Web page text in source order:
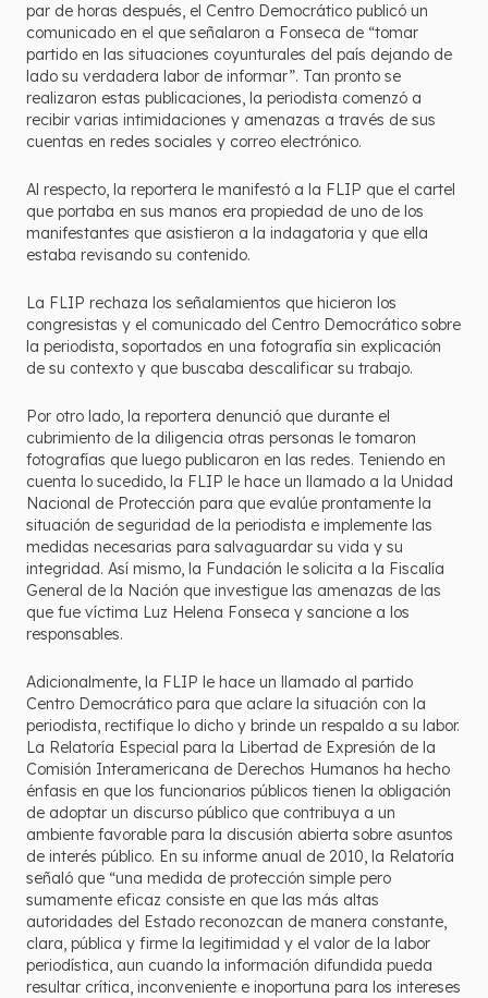
par de horas después, el Centro Democrático publicó un
comunicado en el que señalaron a Fonseca de “tomar
partido en las situaciones coyunturales del país dejando de
lado su verdadera labor de informar”. Tan pronto se
realizaron estas publicaciones, la periodista comenzó a
recibir varias intimidaciones y amenazas a través de sus
cuentas en redes sociales y correo electrónico.
Al respecto, la reportera le manifestó a la FLIP que el cartel
que portaba en sus manos era propiedad de uno de los
manifestantes que asistieron a la indagatoria y que ella
estaba revisando su contenido.
La FLIP rechaza los señalamientos que hicieron los
congresistas y el comunicado del Centro Democrático sobre
la periodista, soportados en una fotografía sin explicación
de su contexto y que buscaba descalificar su trabajo.
Por otro lado, la reportera denunció que durante el
cubrimiento de la diligencia otras personas le tomaron
fotografías que luego publicaron en las redes. Teniendo en
cuenta lo sucedido, la FLIP le hace un llamado a la Unidad
Nacional de Protección para que evalúe prontamente la
situación de seguridad de la periodista e implemente las
medidas necesarias para salvaguardar su vida y su
integridad. Así mismo, la Fundación le solicita a la Fiscalía
General de la Nación que investigue las amenazas de las
que fue víctima Luz Helena Fonseca y sancione a los
responsables.
Adicionalmente, la FLIP le hace un llamado al partido
Centro Democrático para que aclare la situación con la
periodista, rectifique lo dicho y brinde un respaldo a su labor.
La Relatoría Especial para la Libertad de Expresión de la
Comisión Interamericana de Derechos Humanos ha hecho
énfasis en que los funcionarios públicos tienen la obligación
de adoptar un discurso público que contribuya a un
ambiente favorable para la discusión abierta sobre asuntos
de interés público. En su informe anual de 2010, la Relatoría
señaló que “una medida de protección simple pero
sumamente eficaz consiste en que las más altas
autoridades del Estado reconozcan de manera constante,
clara, pública y firme la legitimidad y el valor de la labor
periodística, aun cuando la información difundida pueda
resultar crítica, inconveniente e inoportuna para los intereses